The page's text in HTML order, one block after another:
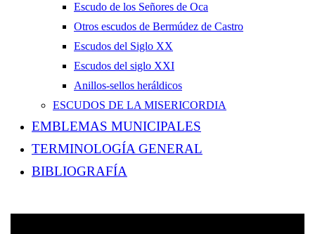
Escudo de los Señores de Oca
Otros escudos de Bermúdez de Castro
Escudos del Siglo XX
Escudos del siglo XXI
Anillos-sellos heráldicos
ESCUDOS DE LA MISERICORDIA
EMBLEMAS MUNICIPALES
TERMINOLOGÍA GENERAL
BIBLIOGRAFÍA